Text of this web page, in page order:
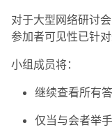
对于大型网络研讨
参加者可见性已针对
小组成员将：
继续查看所有
仅当与会者举